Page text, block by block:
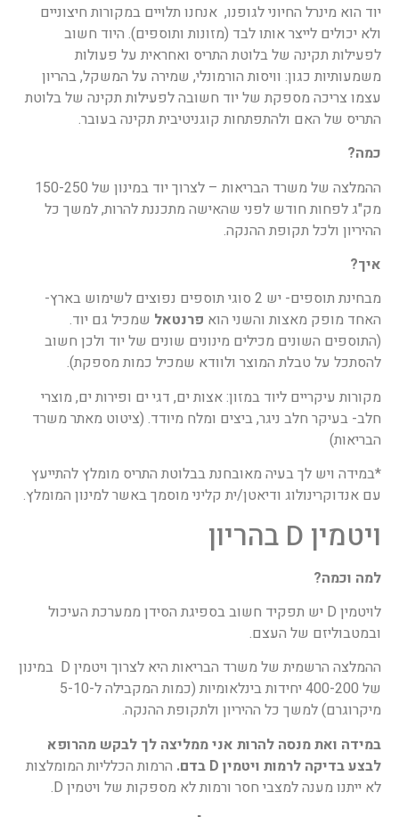
יוד הוא מינרל החיוני לגופנו, אנחנו תלויים במקורות חיצוניים
ולא יכולים לייצר אותו לבד (מזונות ותוספים). היוד חשוב
לפעילות תקינה של בלוטת התריס ואחראית על פעולות
משמעותיות כגון: וויסות הורמונלי, שמירה על המשקל, בהריון
עצמו צריכה מספקת של יוד חשובה לפעילות תקינה של בלוטת
התריס של האם ולהתפתחות קוגניטיבית תקינה בעובר.
כמה?
ההמלצה של משרד הבריאות – לצרוך יוד במינון של 150-250
מק"ג לפחות חודש לפני שהאישה מתכננת להרות, למשך כל
ההיריון ולכל תקופת ההנקה.
איך?
מבחינת תוספים- יש 2 סוגי תוספים נפוצים לשימוש בארץ-
האחד מופק מאצות והשני הוא פרנטאל שמכיל גם יוד.
(התוספים השונים מכילים מינונים שונים של יוד ולכן חשוב
להסתכל על טבלת המוצר ולוודא שמכיל כמות מספקת).
מקורות עיקריים ליוד במזון: אצות ים, דגי ים ופירות ים, מוצרי
חלב- בעיקר חלב ניגר, ביצים ומלח מיודד. (ציטוט מאתר משרד
הבריאות)
*במידה ויש לך בעיה מאובחנת בבלוטת התריס מומלץ להתייעץ
עם אנדוקרינולוג ודיאטן/ית קליני מוסמך באשר למינון המומלץ.
ויטמין D בהריון
למה וכמה?
לויטמין D יש תפקיד חשוב בספיגת הסידן ממערכת העיכול
ובמטבוליזם של העצם.
ההמלצה הרשמית של משרד הבריאות היא לצרוך ויטמין D במינון
של 400-200 יחידות בינלאומיות (כמות המקבילה ל-5-10
מיקרוגרם) למשך כל ההיריון ולתקופת ההנקה.
במידה ואת מנסה להרות אני ממליצה לך לבקש מהרופא
לבצע בדיקה לרמות ויטמין D בדם.
הרמות הכלליות המומלצות
לא ייתנו מענה למצבי חסר ורמות לא מספקות של ויטמין D.